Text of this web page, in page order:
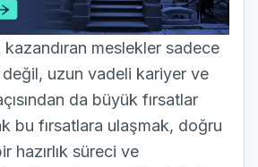
kazandıran meslekler sadece
uzun vadeli kariyer ve
da büyük fırsatlar
bu fırsatlara ulaşmak, doğru
hazırlık süreci ve